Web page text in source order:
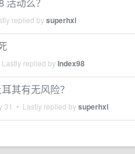
replied bysuperhxl
Lastly replied byIndex98
其有无风险？
31 • Lastly replied bysuperhxl